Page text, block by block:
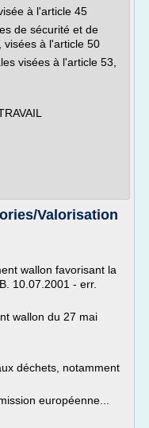
à l'article 45
de sécurité et de
visées à l'article 50
visées à l'article 53,
Valorisation
wallon favorisant la
10.07.2001 - err.
wallon du 27 mai
déchets, notamment
européenne...